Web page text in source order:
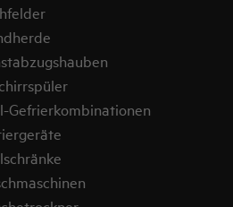
Gefrierkombinationen